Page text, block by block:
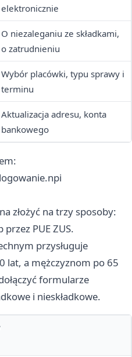
elektronicznie
O niezaleganiu ze składkami,
o zatrudnieniu
Wybór placówki, typu sprawy i
terminu
Aktualizacja adresu, konta
bankowego
złożyć na trzy sposoby:
PUE ZUS.
przysługuje
lat, a mężczyznom po 65
formularze
i nieskładkowe.